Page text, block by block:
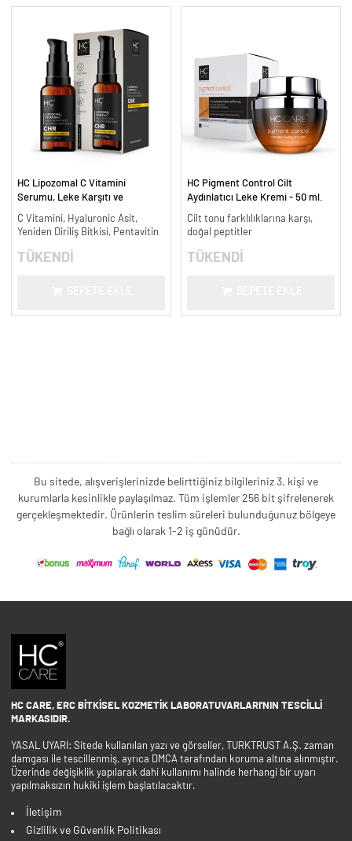
HC Lipozomal C Vitamini
Serumu, Leke Karşıtı ve
C Vitamini, Hyaluronic Asit,
Yeniden Diriliş Bitkisi, Pentavitin
TÜKENDİ
HC Pigment Control Cilt
Aydınlatıcı Leke Kremi - 50 ml.
Cilt tonu farklılıklarına karşı,
doğal peptitler
TÜKENDİ
Bu sitede, alışverişlerinizde belirttiğiniz bilgileriniz 3. kişi ve
kurumlarla kesinlikle paylaşılmaz. Tüm işlemler 256 bit şifrelenerek
gerçekleşmektedir. Ürünlerin teslim süreleri bulunduğunuz bölgeye
bağlı olarak 1-2 iş günüdür.
HC CARE, ERC BITKISEL KOZMETIK LABORATUVARLARI'NIN TESCILLI
MARKASIDIR.
YASAL UYARI: Sitede kullanılan yazı ve görseller, TURKTRUST A.Ş. zaman
damgası ile tescillenmiş, ayrıca DMCA tarafından koruma altına alınmıştır.
Üzerinde değişiklik yapılarak dahi kullanımı halinde herhangi bir uyarı
yapılmaksızın hukiki işlem başlatılacaktır.
İletişim
Gizlilik ve Güvenlik Politikası